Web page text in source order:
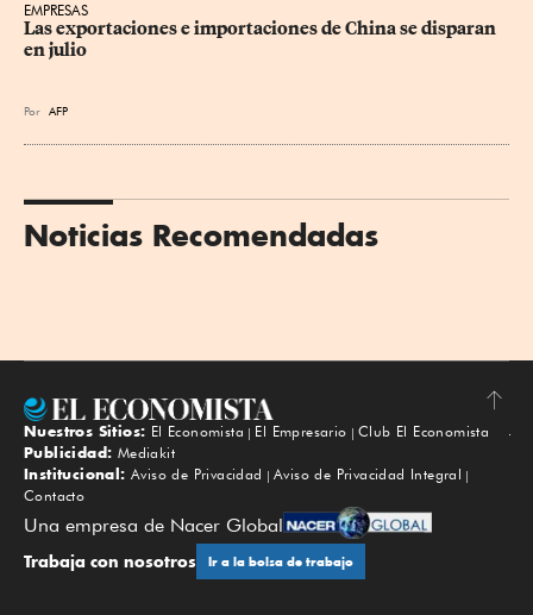
EMPRESAS
Las exportaciones e importaciones de China se disparan
en julio
Por AFP
Noticias Recomendadas
Subir
Nuestros Sitios: El Economista El Empresario
Club El Economista
Publicidad: Mediakit
Institucional: Aviso de Privacidad
Aviso de Privacidad Integral
Contacto
Una empresa de Nacer Global
Trabaja con nosotros Ir a la bolsa de trabajo